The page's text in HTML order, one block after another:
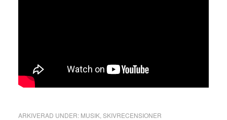
ARKIVERAD UNDER: MUSIK, SKIVRECENSIONER